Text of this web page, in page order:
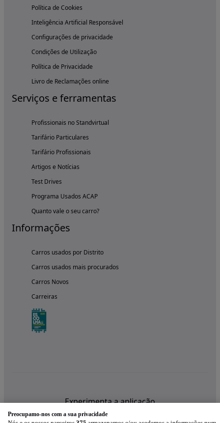
Política de Cookies
Inteligência Artificial Responsável
Configurações de privacidade
Condições de Utilização
Política de Privacidade
Livro de Reclamações online
Serviços e ferramentas
Profissionais no Standvirtual
Tarifário Particulares
Tarifário Profissionais
Artigos e Notícias
Test Drives
Programa Usados ACAP
Quanto vale o seu carro?
Informações
Carros usados por Distrito
Carros usados mais procurados
Carros Novos
Carreiras
Experimenta a aplicação
Preocupamo-nos com a sua privacidade